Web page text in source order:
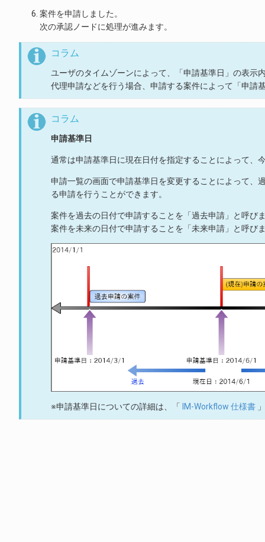
案件を申請しました。
次の承認ノードに処理が進みます。
コラム
ユーザのタイムゾーンによって、「申請基準日」の表示
代理申請などを行う場合、申請する案件によって「申請
コラム
申請基準日
通常は申請基準日に現在日付を指定することによって、
申請一覧の画面で申請基準日を変更することによって、
る申請を行うことができます。
案件を過去の日付で申請することを「過去申請」と呼び
案件を未来の日付で申請することを「未来申請」と呼び
※申請基準日についての詳細は、「 IM-Workflow 仕様書